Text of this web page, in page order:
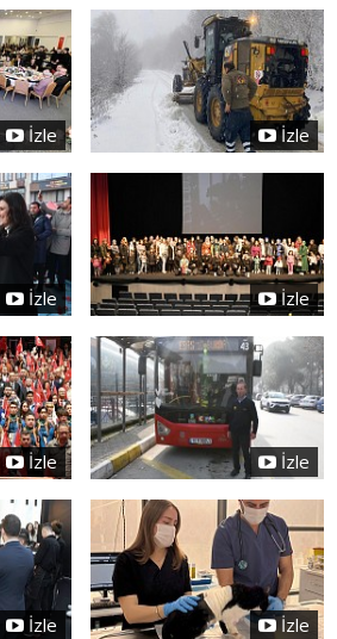
İzle İzle
İzle İzle
İzle İzle
İzle İzle